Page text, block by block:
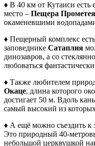
♦ В 40 км от Кутаиси есть
место – Пещера Прометея
окаменевшими
♦ Пещерный комплекс
заповеднике Сатаплия
динозавров, а со
любоваться
♦ Также любителем
Окаце, длина которого
достигает 50 м. Вдоль
самый высокий из
♦ А ещё можно съездить к
Это природный 40-
небольшой церквушкой